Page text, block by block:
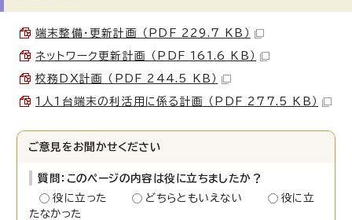
端末整備・更新計画 （PDF 229.7 KB）
ネットワーク更新計画 （PDF 161.6 KB）
校務DX計画 （PDF 244.5 KB）
1人1台端末の利活用に係る計画 （PDF 277.5 KB）
ご意見をお聞かせください
質問：このページの内容は役に立ちましたか？
役に立った
どちらともいえない
役に立
たなかった